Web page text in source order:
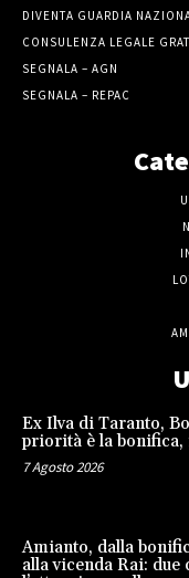
DIVENTA GUARDIA
CONSULENZA LEGALE
SEGNALA – AGN
SEGNALA – REPAC
Ex Ilva di Taranto,
priorità è la
7 Agosto 2026
Amianto, dalla
alla vicenda Rai: